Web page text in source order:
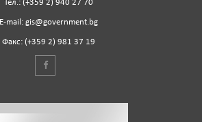
Тел.: (+359 2) 940 27 70
Е-mail: gis@government.bg
Факс: (+359 2) 981 37 19